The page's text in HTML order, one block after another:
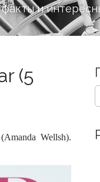
и
(5
Wellsh).
S
e
c